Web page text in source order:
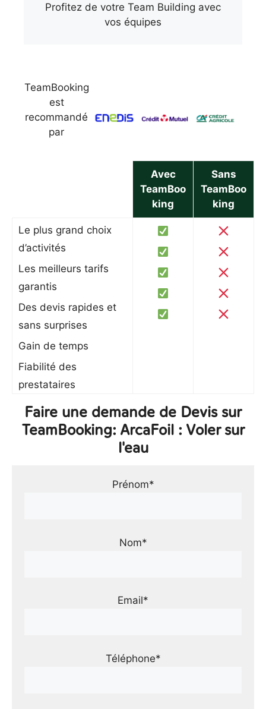
Profitez de votre Team Building avec
vos équipes
TeamBooking
est
recommandé
par
Avec
TeamBoo
king
Sans
TeamBoo
king
Le plus grand choix
d’activités
Les meilleurs tarifs
garantis
Des devis rapides et
sans surprises
Gain de temps
Fiabilité des
prestataires
Faire une demande de Devis sur
TeamBooking: ArcaFoil : Voler sur
l'eau
Prénom*
Nom*
Email*
Téléphone*